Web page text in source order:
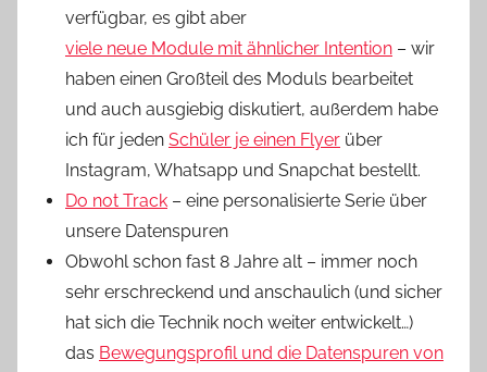
verfügbar, es gibt aber
viele neue Module mit ähnlicher Intention – wir
haben einen Großteil des Moduls bearbeitet
und auch ausgiebig diskutiert, außerdem habe
ich für jeden Schüler je einen Flyer über
Instagram, Whatsapp und Snapchat bestellt.
Do not Track – eine personalisierte Serie über
unsere Datenspuren
Obwohl schon fast 8 Jahre alt – immer noch
sehr erschreckend und anschaulich (und sicher
hat sich die Technik noch weiter entwickelt…)
das Bewegungsprofil und die Datenspuren von